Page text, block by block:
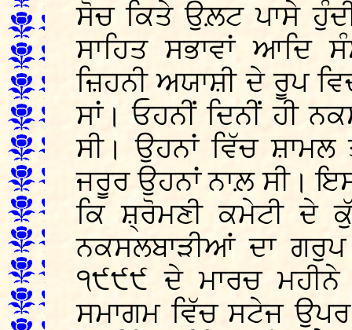
ਸੋਚ ਕਿਤੇ ਉਲ਼ਟ ਪਾਸੇ
ਸਾਹਿਤ ਸਭਾਵਾਂ ਆਦਿ
ਜ਼ਿਹਨੀ ਅਯਾਸ਼ੀ ਦੇ ਰੂਪ
ਸਾਂ। ਓਹਨੀਂ ਦਿਨੀਂ ਹੀ
ਸੀ। ਉਹਨਾਂ ਵਿੱਚ
ਜਰੂਰ ਉਹਨਾਂ ਨਾਲ਼ ਸੀ।
ਕਿ ਸ਼੍ਰੋਮਣੀ ਕਮੇਟੀ ਦੇ
ਨਕਸਲਬਾੜੀਆਂ ਦਾ
੧੯੯੯ ਦੇ ਮਾਰਚ
ਸਮਾਗਮ ਵਿੱਚ ਸਟੇਜ